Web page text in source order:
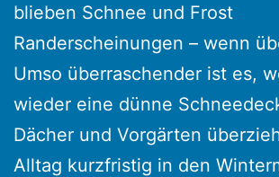
blieben Schnee und Frost
Randerscheinungen – wenn
Umso überraschender ist es,
wieder eine dünne
Dächer und Vorgärten
Alltag kurzfristig in den